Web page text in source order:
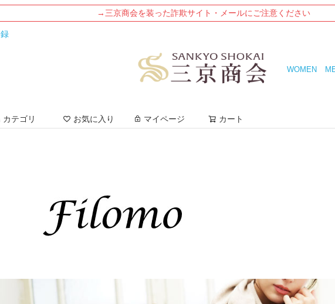
→三京商会を装った詐欺サイト・メールにご注意ください
WOMEN
カテゴリ お気に入り マイページ カート